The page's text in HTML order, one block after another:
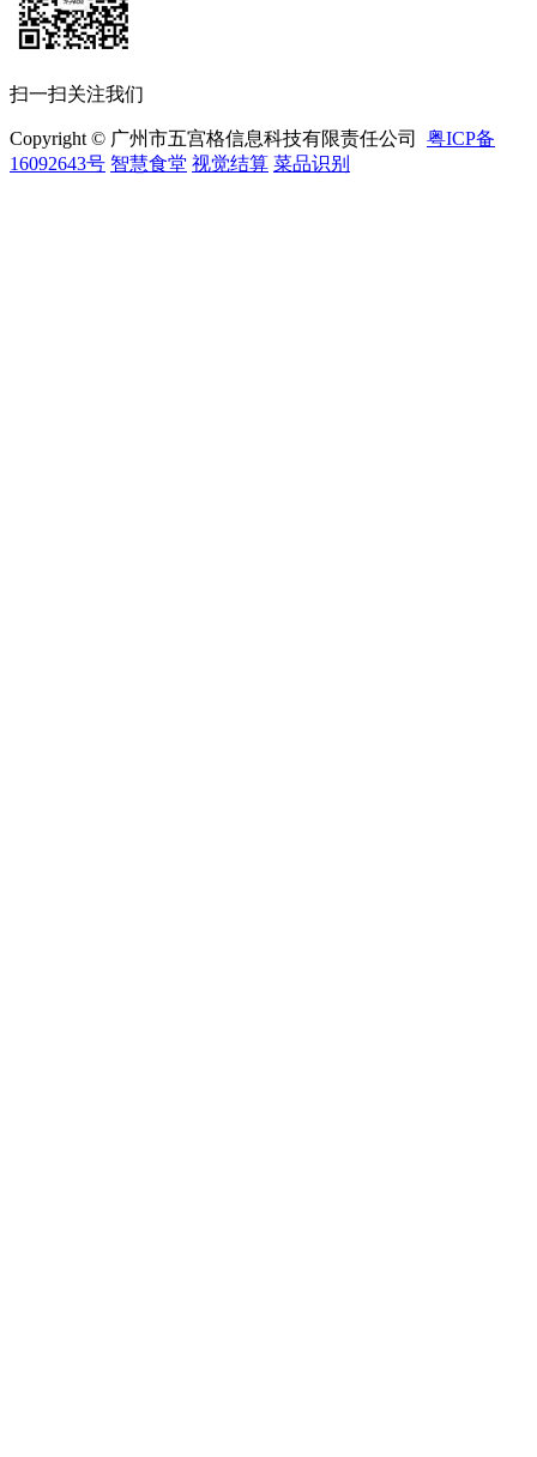
扫一扫关注我们
Copyright © 广州市五宫格信息科技有限责任公司 粤ICP备
16092643号 智慧食堂 视觉结算 菜品识别